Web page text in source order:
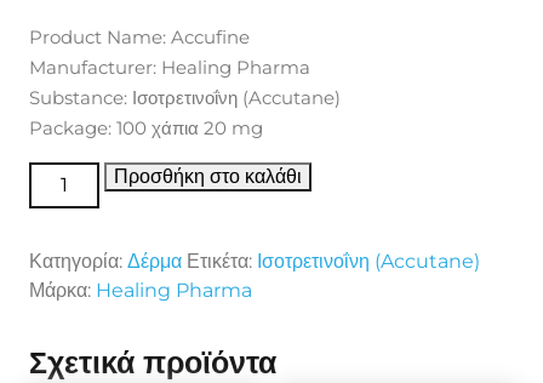
Product Name: Accufine
Manufacturer: Healing Pharma
Substance: Ισοτρετινοΐνη (Accutane)
Package: 100 χάπια 20 mg
Δέρμα Accufine ποσότητα
Προσθήκη στο καλάθι
Κατηγορία: Δέρμα Ετικέτα: Ισοτρετινοΐνη (Accutane)
Μάρκα: Healing Pharma
Σχετικά προϊόντα